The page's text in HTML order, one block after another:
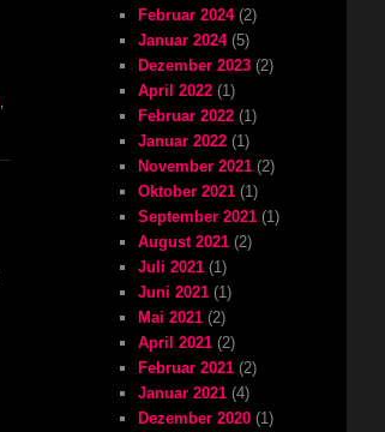
Februar 2024(2)
Januar 2024(5)
Dezember 2023 (2)
April 2022 (1)
Februar 2022 (1)
Januar 2022 (1)
November 2021 (2)
Oktober 2021 (1)
September 2021 (1)
August 2021 (2)
Juli 2021 (1)
Juni 2021 (1)
Mai 2021 (2)
April 2021 (2)
Februar 2021 (2)
Januar 2021 (4)
Dezember 2020 (1)